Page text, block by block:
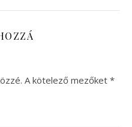
A kötelező mezőket *